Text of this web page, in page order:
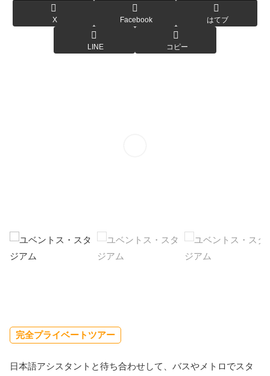
X Facebook はてブ
LINE コピー
完全プライベートツアー
日本語アシスタントと待ち合わせして、バスやメトロでスタ